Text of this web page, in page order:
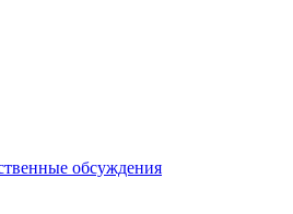
обсуждения